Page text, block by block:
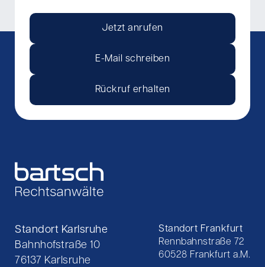
Jetzt anrufen
E-Mail schreiben
Rückruf erhalten
Standort Karlsruhe
Bahnhofstraße 10
76137 Karlsruhe
Standort Frankfurt
Rennbahnstraße 72
60528 Frankfurt a.M.